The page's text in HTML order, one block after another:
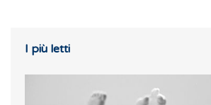
I più letti